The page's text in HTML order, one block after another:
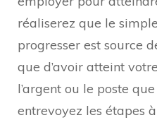
réaliserez que le
progresser est source
que d’avoir atteint
l’argent ou le poste
entrevoyez les étapes